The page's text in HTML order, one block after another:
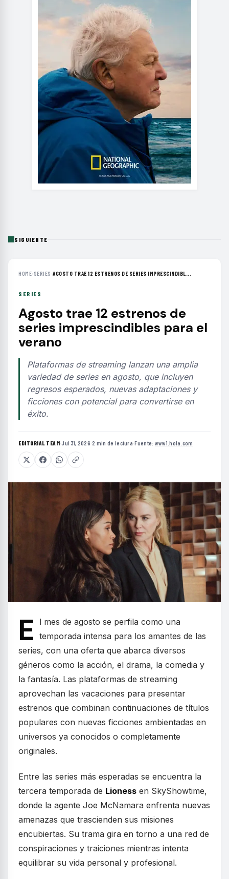
SIGUIENTE
HOME› SERIES ›AGOSTO TRAE 12 ESTRENOS DE SERIES IMPRESCINDIBL...
SERIES
Agosto trae 12 estrenos de
series imprescindibles para el
verano
Plataformas de streaming lanzan una amplia
variedad de series en agosto, que incluyen
regresos esperados, nuevas adaptaciones y
ficciones con potencial para convertirse en
éxito.
EDITORIAL TEAM·Jul 31, 2026·2 min de lectura·Fuente: www1.hola.com
E
l mes de agosto se perfila como una
temporada intensa para los amantes de las
series, con una oferta que abarca diversos
géneros como la acción, el drama, la comedia y
la fantasía. Las plataformas de streaming
aprovechan las vacaciones para presentar
estrenos que combinan continuaciones de títulos
populares con nuevas ficciones ambientadas en
universos ya conocidos o completamente
originales.
Entre las series más esperadas se encuentra la
tercera temporada de Lioness en SkyShowtime,
donde la agente Joe McNamara enfrenta nuevas
amenazas que trascienden sus misiones
encubiertas. Su trama gira en torno a una red de
conspiraciones y traiciones mientras intenta
equilibrar su vida personal y profesional.